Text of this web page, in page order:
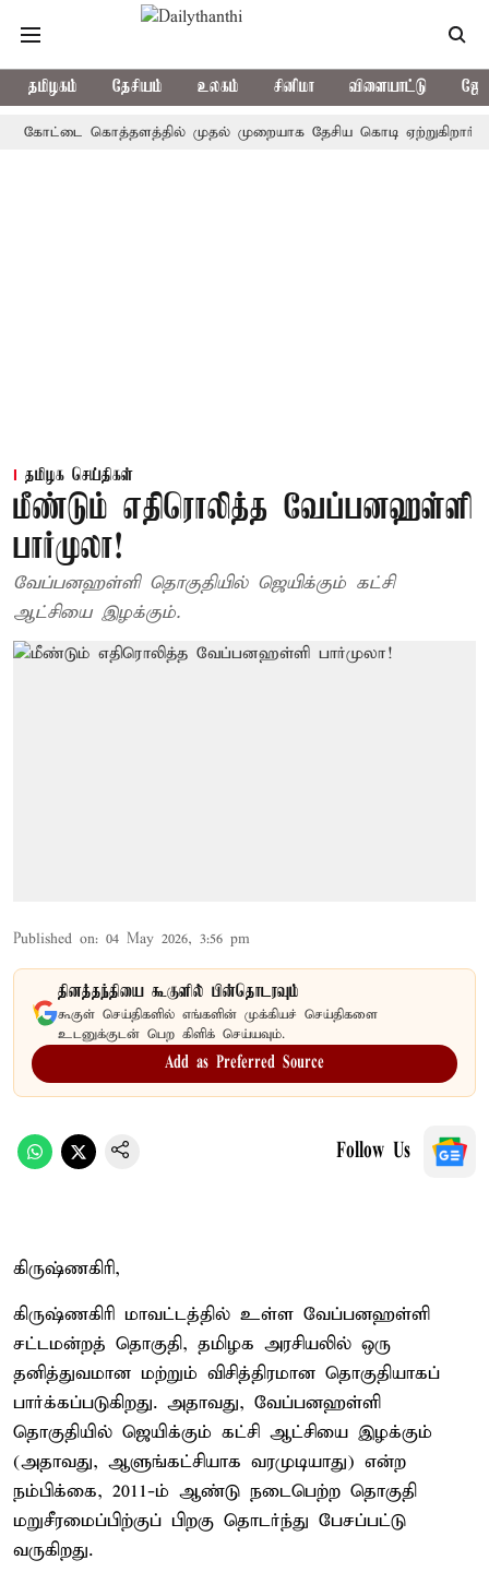
தமிழகம் தேசியம் உலகம் சினிமா விளையாட்டு
கொத்தளத்தில் முதல் முறையாக தேசிய கொடி ஏற்றுகிறார்,
தமிழக செய்திகள்
மீண்டும் எதிரொலித்த வேப்பனஹள்ளி
பார்முலா!
வேப்பனஹள்ளி தொகுதியில் ஜெயிக்கும் கட்சி
ஆட்சியை இழக்கும்.
Published on: 04 May 2026, 3:56 pm
தினத்தந்தியை கூகுளில் பின்தொடரவும்
கூகுள் செய்திகளில் எங்களின் முக்கியச் செய்திகளை
உடனுக்குடன் பெற கிளிக் செய்யவும்.
Add as Preferred Source
Follow Us
கிருஷ்ணகிரி,
கிருஷ்ணகிரி மாவட்டத்தில் உள்ள வேப்பனஹள்ளி
சட்டமன்றத் தொகுதி, தமிழக அரசியலில் ஒரு
தனித்துவமான மற்றும் விசித்திரமான தொகுதியாகப்
பார்க்கப்படுகிறது. அதாவது, வேப்பனஹள்ளி
தொகுதியில் ஜெயிக்கும் கட்சி ஆட்சியை இழக்கும்
(அதாவது, ஆளுங்கட்சியாக வரமுடியாது) என்ற
நம்பிக்கை, 2011-ம் ஆண்டு நடைபெற்ற தொகுதி
மறுசீரமைப்பிற்குப் பிறகு தொடர்ந்து பேசப்பட்டு
வருகிறது.